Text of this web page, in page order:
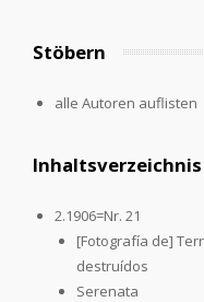
Stöbern
alle Autoren auflisten
Inhaltsverzeichnis
2.1906=Nr. 21
[Fotografía de]
destruídos
Serenata